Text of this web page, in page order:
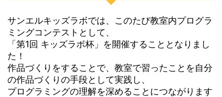
サンエルキッズラボでは、このたび教室内プログラ
ミングコンテストとして、
「第1回 キッズラボ杯」を開催することとなりまし
た！
作品づくりをすることで、教室で習ったことを自分
の作品づくりの手段として実践し、
プログラミングの理解を深めることにつながります